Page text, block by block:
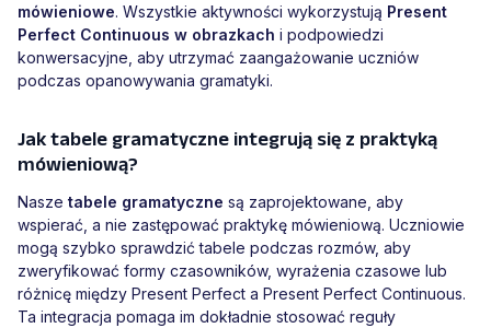
mówieniowe. Wszystkie aktywności wykorzystują Present
Perfect Continuous w obrazkach i podpowiedzi
konwersacyjne, aby utrzymać zaangażowanie uczniów
podczas opanowywania gramatyki.
Jak tabele gramatyczne integrują się z praktyką
mówieniową?
Nasze tabele gramatyczne są zaprojektowane, aby
wspierać, a nie zastępować praktykę mówieniową. Uczniowie
mogą szybko sprawdzić tabele podczas rozmów, aby
zweryfikować formy czasowników, wyrażenia czasowe lub
różnicę między Present Perfect a Present Perfect Continuous.
Ta integracja pomaga im dokładnie stosować reguły